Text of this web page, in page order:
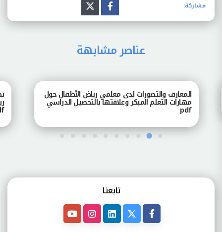
مشاركة:
عناصر مشابهة
المعارف والتصورات لدى معلمي رياض الأطفال حول
مهارات التعلم المبكر وعلاقتها بالتحصيل الدراسي
pdf
pdf
تابعنـا